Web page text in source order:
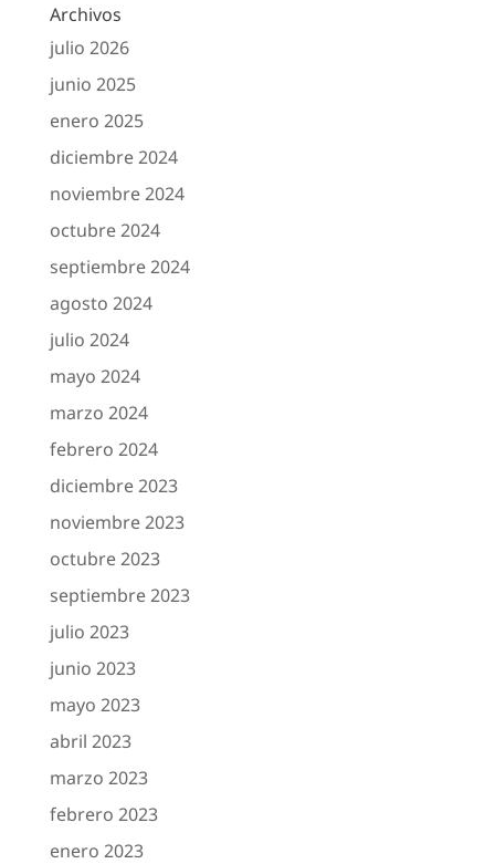
Archivos
julio 2026
junio 2025
enero 2025
diciembre 2024
noviembre 2024
octubre 2024
septiembre 2024
agosto 2024
julio 2024
mayo 2024
marzo 2024
febrero 2024
diciembre 2023
noviembre 2023
octubre 2023
septiembre 2023
julio 2023
junio 2023
mayo 2023
abril 2023
marzo 2023
febrero 2023
enero 2023